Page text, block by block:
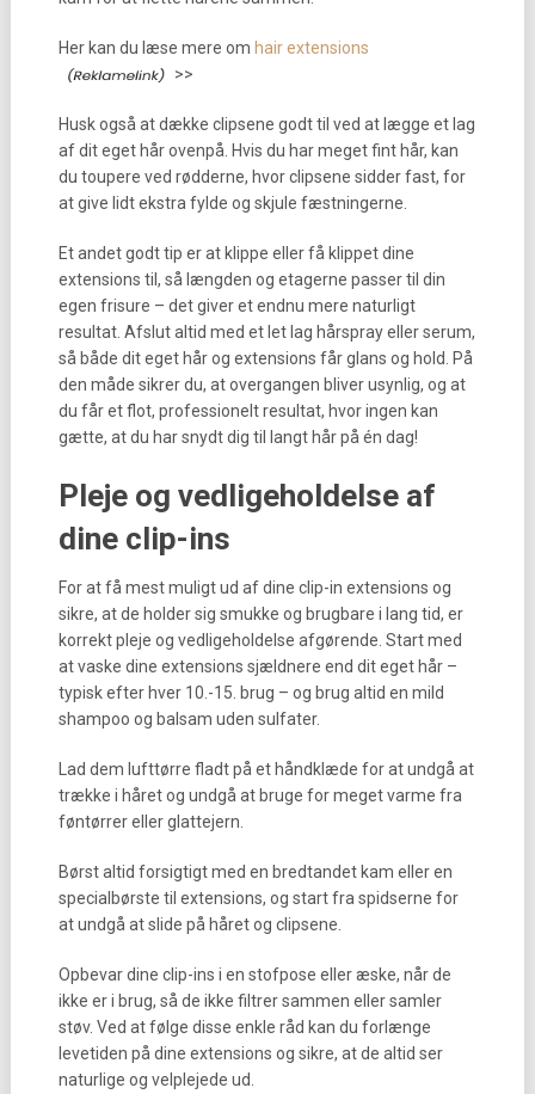
Her kan du læse mere om hair extensions
>>
Husk også at dække clipsene godt til ved at lægge et lag
af dit eget hår ovenpå. Hvis du har meget fint hår, kan
du toupere ved rødderne, hvor clipsene sidder fast, for
at give lidt ekstra fylde og skjule fæstningerne.
Et andet godt tip er at klippe eller få klippet dine
extensions til, så længden og etagerne passer til din
egen frisure – det giver et endnu mere naturligt
resultat. Afslut altid med et let lag hårspray eller serum,
så både dit eget hår og extensions får glans og hold. På
den måde sikrer du, at overgangen bliver usynlig, og at
du får et flot, professionelt resultat, hvor ingen kan
gætte, at du har snydt dig til langt hår på én dag!
Pleje og vedligeholdelse af
dine clip-ins
For at få mest muligt ud af dine clip-in extensions og
sikre, at de holder sig smukke og brugbare i lang tid, er
korrekt pleje og vedligeholdelse afgørende. Start med
at vaske dine extensions sjældnere end dit eget hår –
typisk efter hver 10.-15. brug – og brug altid en mild
shampoo og balsam uden sulfater.
Lad dem lufttørre fladt på et håndklæde for at undgå at
trække i håret og undgå at bruge for meget varme fra
føntørrer eller glattejern.
Børst altid forsigtigt med en bredtandet kam eller en
specialbørste til extensions, og start fra spidserne for
at undgå at slide på håret og clipsene.
Opbevar dine clip-ins i en stofpose eller æske, når de
ikke er i brug, så de ikke filtrer sammen eller samler
støv. Ved at følge disse enkle råd kan du forlænge
levetiden på dine extensions og sikre, at de altid ser
naturlige og velplejede ud.